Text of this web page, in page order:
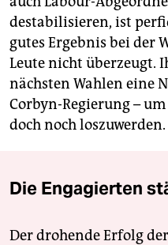
destabilisieren, ist
gutes Ergebnis bei der
Leute nicht überzeugt.
nächsten Wahlen eine
Corbyn-Regierung –
doch noch loszuwerden.
Die Engagierten
Der drohende Erfolg